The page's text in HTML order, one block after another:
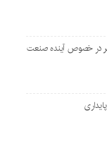
در خصوص آینده صنعت